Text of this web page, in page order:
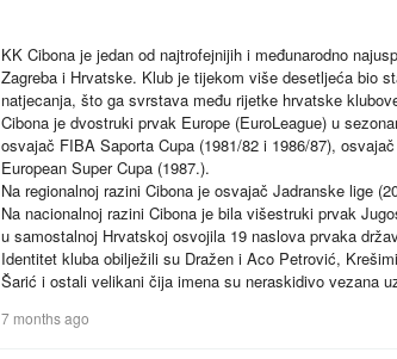
KK Cibona je jedan od najtrofejnijih i međunarodno
Zagreba i Hrvatske. Klub je tijekom više desetljeća bio
natjecanja, što ga svrstava među rijetke hrvatske
Cibona je dvostruki prvak Europe (EuroLeague) u
osvajač FIBA Saporta Cupa (1981/82 i 1986/87),
European Super Cupa (1987.).
Na regionalnoj razini Cibona je osvajač Jadranske lige
Na nacionalnoj razini Cibona je bila višestruki prvak
u samostalnoj Hrvatskoj osvojila 19 naslova prvaka
Identitet kluba obilježili su Dražen i Aco Petrović,
Šarić i ostali velikani čija imena su neraskidivo vezana
7 months ago